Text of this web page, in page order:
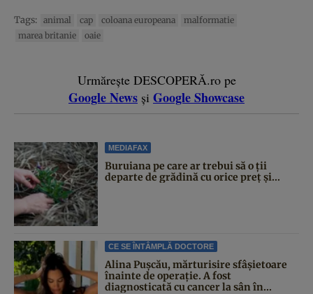
Tags: animal cap coloana europeana
malformatie
marea britanie
oaie
Urmărește DESCOPERĂ.ro pe
Google News și Google Showcase
MEDIAFAX
Buruiana pe care ar trebui să o ții
departe de grădină cu orice preț și...
CE SE ÎNTÂMPLĂ DOCTORE
Alina Pușcău, mărturisire sfâșietoare
înainte de operație. A fost
diagnosticată cu cancer la sân în...